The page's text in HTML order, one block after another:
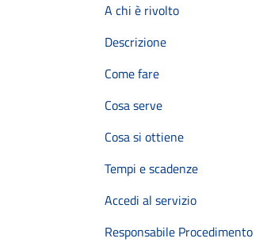
A chi è rivolto
Descrizione
Come fare
Cosa serve
Cosa si ottiene
Tempi e scadenze
Accedi al servizio
Responsabile Procedimento